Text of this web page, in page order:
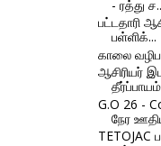
- ரத்து
பட்டதாரி
பள்ளிக்...
காலை
ஆசிரியர்
G.O 26 -
நேர
TETOJAC